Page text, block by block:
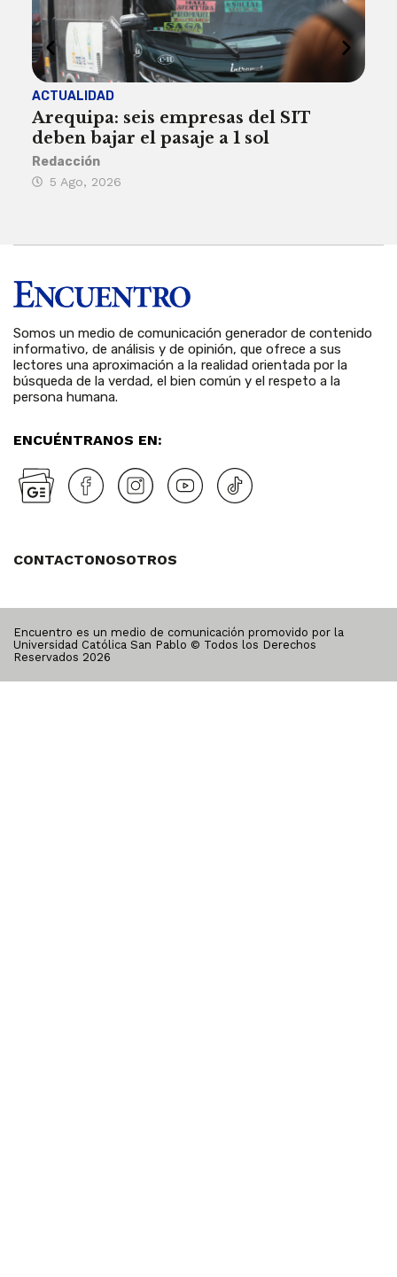
ACTUALIDAD
Arequipa: seis empresas del SIT
deben bajar el pasaje a 1 sol
Redacción
5 Ago, 2026
Somos un medio de comunicación generador de contenido
informativo, de análisis y de opinión, que ofrece a sus
lectores una aproximación a la realidad orientada por la
búsqueda de la verdad, el bien común y el respeto a la
persona humana.
ENCUÉNTRANOS EN:
CONTACTONOSOTROS
Encuentro es un medio de comunicación promovido por la
Universidad Católica San Pablo © Todos los Derechos
Reservados 2026